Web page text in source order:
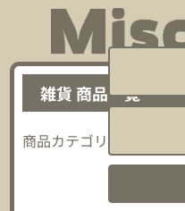
雑貨 商品一覧
商品カテゴリー：雑貨の